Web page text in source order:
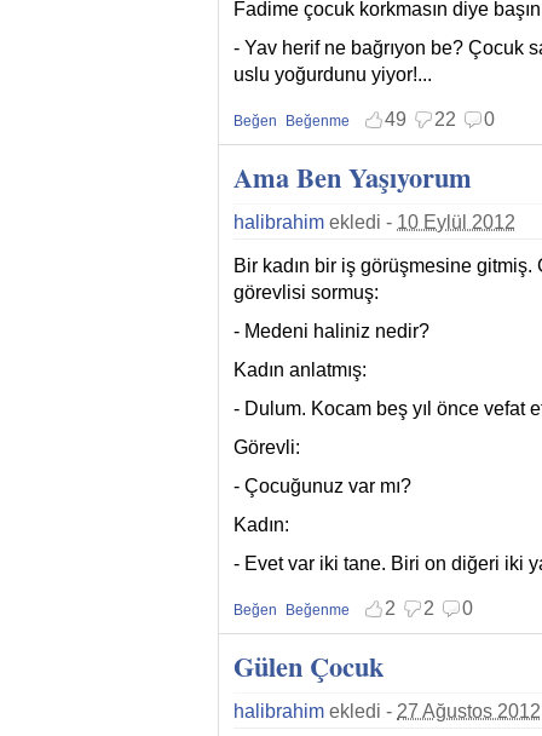
Fadime çocuk korkmasın diye
- Yav herif ne bağrıyon be? Çocuk
uslu yoğurdunu yiyor!...
Beğen
Beğenmekten vazgeç
Beğenme
Beğenmemekten vazgeç
49 22 0
Ama Ben Yaşıyorum
halibrahim ekledi - 10 Eylül 2012
Bir kadın bir iş görüşmesine gitmiş.
görevlisi sormuş:
- Medeni haliniz nedir?
Kadın anlatmış:
- Dulum. Kocam beş yıl önce vefat
Görevli:
- Çocuğunuz var mı?
Kadın:
- Evet var iki tane. Biri on diğeri iki
Beğen
Beğenmekten vazgeç
Beğenme
Beğenmemekten vazgeç
2 2 0
Gülen Çocuk
halibrahim ekledi - 27 Ağustos 2012